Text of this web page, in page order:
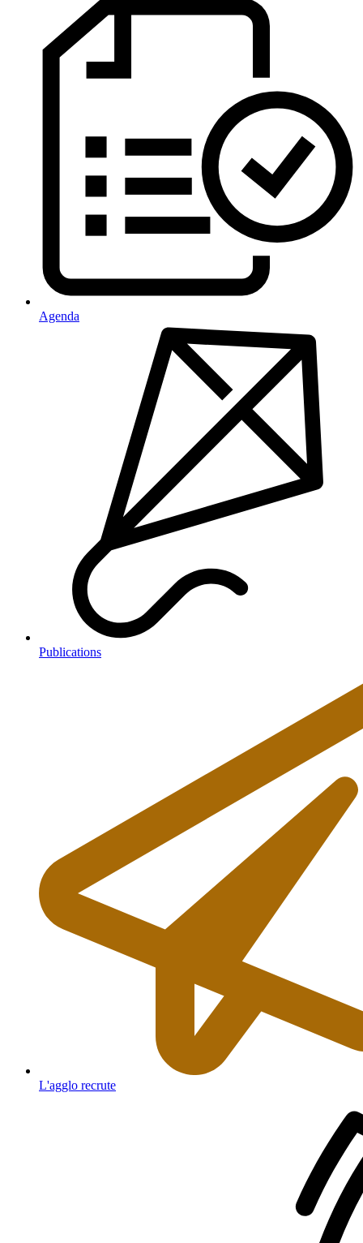
Agenda
Publications
L'agglo recrute